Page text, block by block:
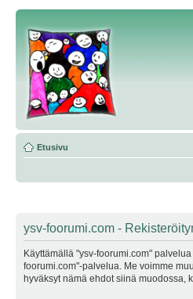
Etusivu
ysv-foorumi.com -
Käyttämällä "ysv-foorumi.com"
foorumi.com"-palvelua. Me voimme
hyväksyt nämä ehdot siinä muodossa,